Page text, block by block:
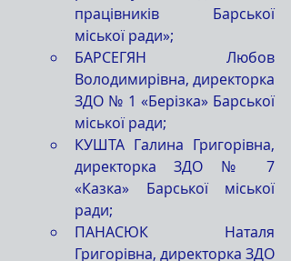
працівників Барської
міської ради»;
БАРСЕГЯН Любов
Володимирівна, директорка
ЗДО № 1 «Берізка» Барської
міської ради;
КУШТА Галина Григорівна,
директорка ЗДО № 7
«Казка» Барської міської
ради;
ПАНАСЮК Наталя
Григорівна, директорка ЗДО